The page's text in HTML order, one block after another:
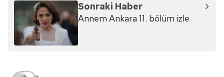
Sonraki Haber
Annem Ankara 11. bölüm izle